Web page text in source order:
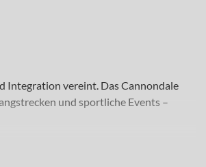
Integration vereint. Das Cannondale
und sportliche Events –